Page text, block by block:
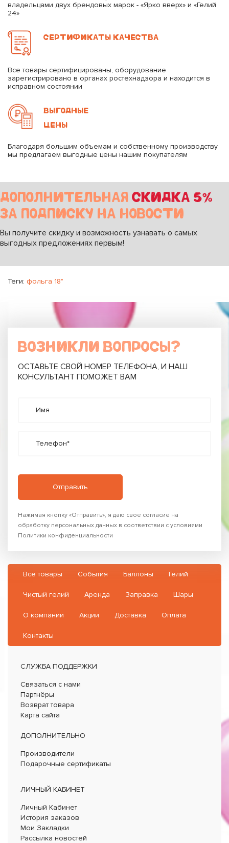
владельцами двух брендовых марок - «Ярко вверх» и «Гелий
24»
СЕРТИФИКАТЫ КАЧЕСТВА
Все товары сертифицированы, оборудование
зарегистрировано в органах ростехнадзора и находится в
исправном состоянии
ВЫГОДНЫЕ
ЦЕНЫ
Благодаря большим объемам и собственному производству
мы предлагаем выгодные цены нашим покупателям
ДОПОЛНИТЕЛЬНАЯ СКИДКА 5%
ЗА ПОДПИСКУ НА НОВОСТИ
Вы получите скидку и возможность узнавать о самых
выгодных предложениях первым!
Теги: фольга 18"
ВОЗНИКЛИ ВОПРОСЫ?
ОСТАВЬТЕ СВОЙ НОМЕР ТЕЛЕФОНА, И НАШ
КОНСУЛЬТАНТ ПОМОЖЕТ ВАМ
Имя
Телефон*
Нажимая кнопку «Отправить», я даю свое согласие на
обработку персональных данных в соответствии с условиями
Политики конфиденциальности
Все товары События Баллоны Гелий
Чистый гелий Аренда Заправка Шары
О компании Акции Доставка Оплата
Контакты
СЛУЖБА ПОДДЕРЖКИ
Связаться с нами
Партнёры
Возврат товара
Карта сайта
ДОПОЛНИТЕЛЬНО
Производители
Подарочные сертификаты
ЛИЧНЫЙ КАБИНЕТ
Личный Кабинет
История заказов
Мои Закладки
Рассылка новостей